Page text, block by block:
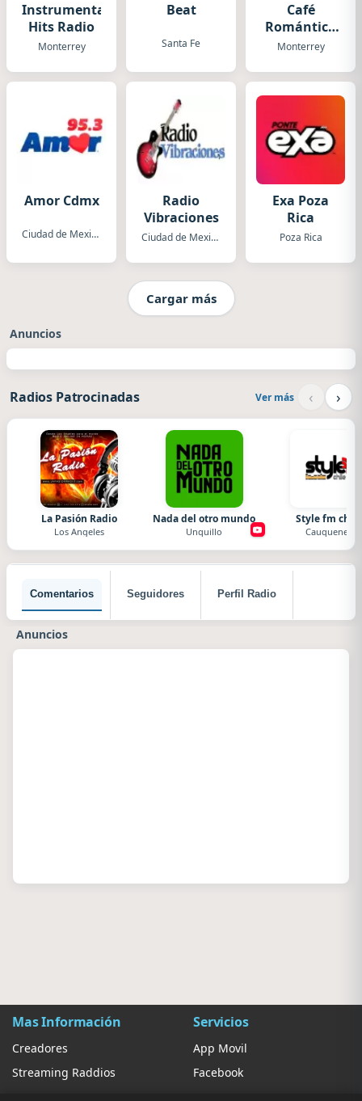
Instrumental
Hits Radio
Monterrey
Beat
Santa Fe
Café
Romántico
Radio
Monterrey
Amor Cdmx
Ciudad de Mexico
Radio
Vibraciones
Ciudad de Mexico
Exa Poza
Rica
Poza Rica
Cargar más
Anuncios
Radios Patrocinadas Ver más ‹ ›
La Pasión Radio
Los Angeles
Nada del otro mundo
Unquillo
Style fm chile
Cauquenes
Comentarios Seguidores Perfil Radio
Anuncios
Mas Información
Creadores
Streaming Raddios
Servicios
App Movil
Facebook